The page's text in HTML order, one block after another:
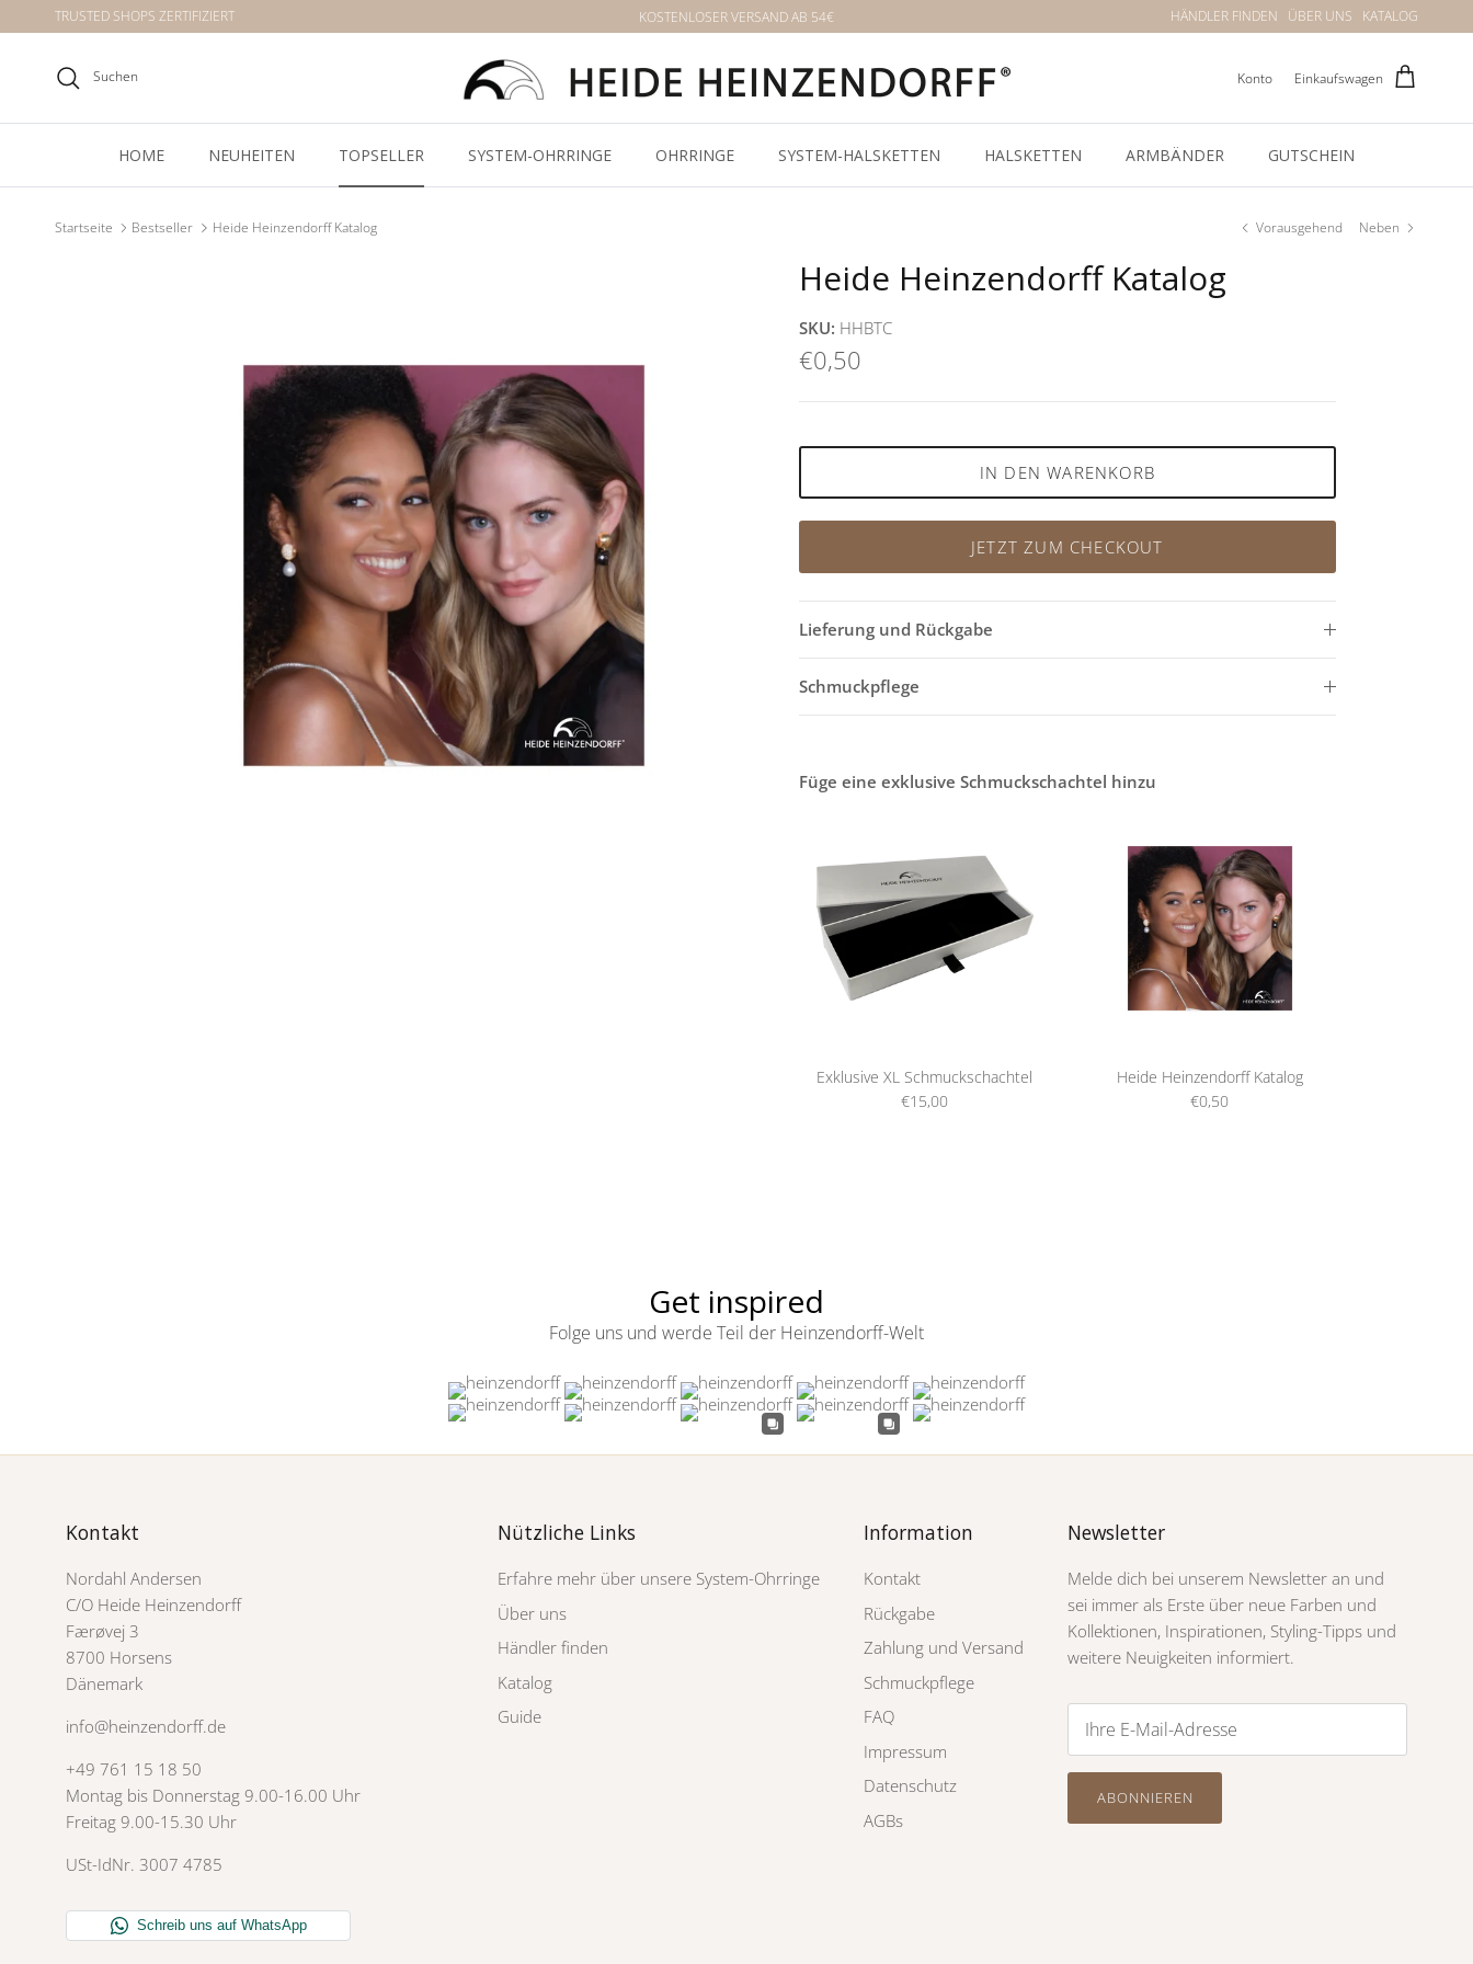
Direkt zum Inhalt
TRUSTED SHOPS ZERTIFIZIERT KOSTENLOSER VERSAND AB 54€ HÄNDLER FINDEN ÜBER UNS KATALOG
Suchen Konto Einkaufswagen
HOME NEUHEITEN TOPSELLER SYSTEM-OHRRINGE OHRRINGE SYSTEM-HALSKETTEN HALSKETTEN ARMBÄNDER GUTSCHEIN
Startseite Bestseller Heide Heinzendorff Katalog Vorausgehend Neben
Heide Heinzendorff Katalog
SKU: HHBTC
€0,50
IN DEN WARENKORB
JETZT ZUM CHECKOUT
Lieferung und Rückgabe
Schmuckpflege
Füge eine exklusive Schmuckschachtel hinzu
Exklusive XL Schmuckschachtel
€15,00
Heide Heinzendorff Katalog
€0,50
Get inspired
Folge uns und werde Teil der Heinzendorff-Welt
Kontakt
Nordahl Andersen
C/O Heide Heinzendorff
Færøvej 3
8700 Horsens
Dänemark
info@heinzendorff.de
+49 761 15 18 50
Montag bis Donnerstag 9.00-16.00 Uhr
Freitag 9.00-15.30 Uhr
USt-IdNr. 3007 4785
Nützliche Links
Erfahre mehr über unsere System-Ohrringe
Über uns
Händler finden
Katalog
Guide
Information
Kontakt
Rückgabe
Zahlung und Versand
Schmuckpflege
FAQ
Impressum
Datenschutz
AGBs
Newsletter
Melde dich bei unserem Newsletter an und
sei immer als Erste über neue Farben und
Kollektionen, Inspirationen, Styling-Tipps und
weitere Neuigkeiten informiert.
ABONNIEREN